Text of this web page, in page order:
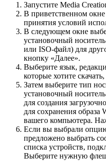
Запустите Media
В приветственном
принятия условий
В следующем окне
установочный
или ISO-файл) для
кнопку «Далее».
Выберите язык,
которые хотите
Затем выберите тип
установочный
для создания
для сохранения образа
вашего компьютера.
Если вы выбрали
предложено выбрать
списка устройств,
Выберите нужную